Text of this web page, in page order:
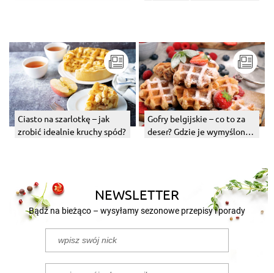
Ciasto na szarlotkę – jak
zrobić idealnie kruchy spód?
Gofry belgijskie – co to za
deser? Gdzie je wymyślono i
NEWSLETTER
Bądź na bieżąco – wysyłamy sezonowe przepisy i porady